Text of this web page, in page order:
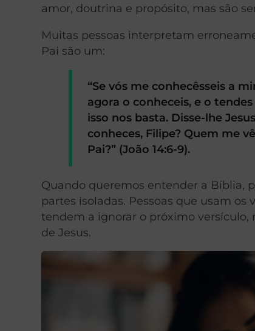
amor, doutrina e propósito, mas são
Muitas pessoas interpretam
Pai são um:
“Se vós me conhecêsseis a
agora o conheceis, e o
isso nos basta. Disse-lhe
conheces, Filipe? Quem me
Pai?” (João 14:6-9).
Quando queremos entender a Bíblia,
partes isoladas. Pessoas que usam
tendem a ignorar o próximo versículo,
de Jesus.